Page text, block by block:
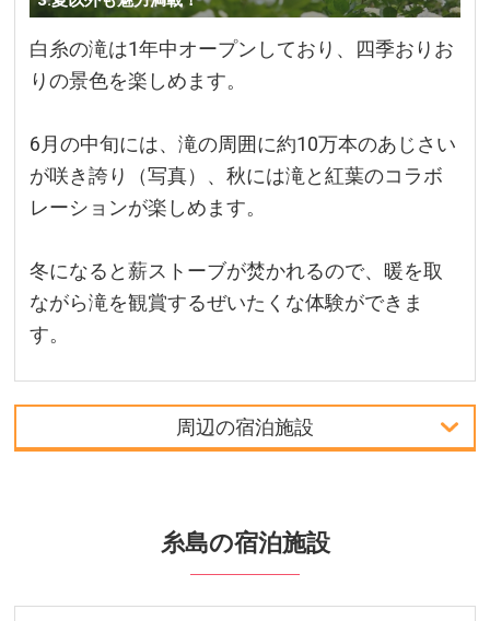
白糸の滝は1年中オープンしており、四季おりお
りの景色を楽しめます。
6月の中旬には、滝の周囲に約10万本のあじさい
が咲き誇り（写真）、秋には滝と紅葉のコラボ
レーションが楽しめます。
冬になると薪ストーブが焚かれるので、暖を取
ながら滝を観賞するぜいたくな体験ができま
す。
周辺の宿泊施設
中部発
関西発
糸島の宿泊施設